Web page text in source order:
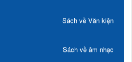
Sách về Văn kiện
Sách về âm nhạc